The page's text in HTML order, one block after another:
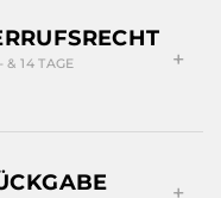
14 TAGE